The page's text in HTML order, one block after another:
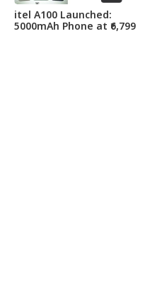
itel A100 Launched:
5000mAh Phone at ₹6,799